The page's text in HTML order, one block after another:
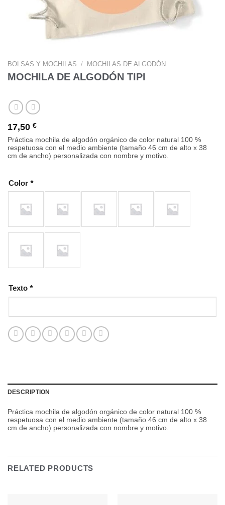
BOLSAS Y MOCHILAS / MOCHILAS DE ALGODÓN
MOCHILA DE ALGODÓN TIPI
17,50 €
Práctica mochila de algodón orgánico de color natural 100 %
respetuosa con el medio ambiente (tamaño 46 cm de alto x 38
cm de ancho) personalizada con nombre y motivo.
Color *
Texto *
DESCRIPTION
Práctica mochila de algodón orgánico de color natural 100 %
respetuosa con el medio ambiente (tamaño 46 cm de alto x 38
cm de ancho) personalizada con nombre y motivo.
RELATED PRODUCTS